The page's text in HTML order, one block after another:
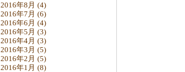
2016年8月 (4)
2016年7月 (6)
2016年6月 (4)
2016年5月 (3)
2016年4月 (3)
2016年3月 (5)
2016年2月 (5)
2016年1月 (8)